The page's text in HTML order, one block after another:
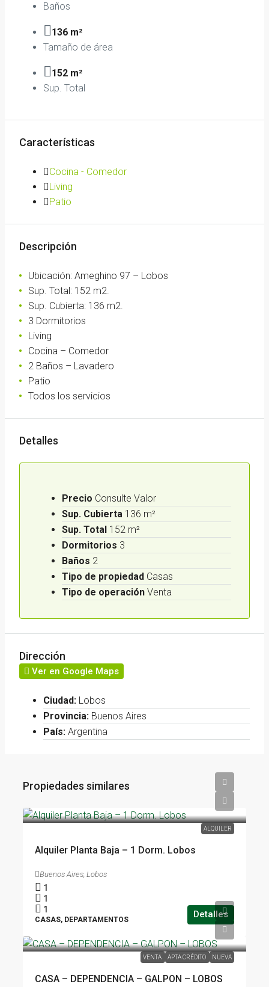
Baños
136 m²
Tamaño de área
152 m²
Sup. Total
Características
Cocina - Comedor
Living
Patio
Descripción
Ubicación: Ameghino 97 – Lobos
Sup. Total: 152 m2.
Sup. Cubierta: 136 m2.
3 Dormitorios
Living
Cocina – Comedor
2 Baños – Lavadero
Patio
Todos los servicios
Detalles
Precio Consulte Valor
Sup. Cubierta 136 m²
Sup. Total 152 m²
Dormitorios 3
Baños 2
Tipo de propiedad Casas
Tipo de operación Venta
Dirección
Ver en Google Maps
Ciudad: Lobos
Provincia: Buenos Aires
País: Argentina
Propiedades similares
ALQUILER
Alquiler Planta Baja – 1 Dorm. Lobos
Buenos Aires, Lobos
1
1
1
CASAS, DEPARTAMENTOS Detalles
VENTA APTA CRÉDITO NUEVA
CASA – DEPENDENCIA – GALPON – LOBOS